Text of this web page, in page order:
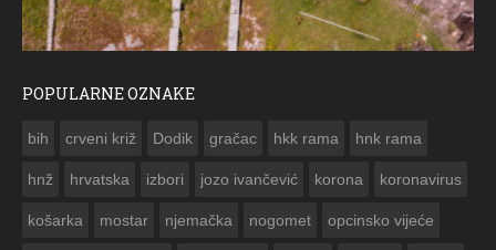
POPULARNE OZNAKE
bih crveni križ Dodik gračac hkk rama hnk rama
hnž hrvatska izbori jozo ivančević korona koronavirus
košarka mostar njemačka nogomet opcinsko vijeće